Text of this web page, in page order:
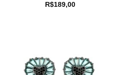
R$189,00